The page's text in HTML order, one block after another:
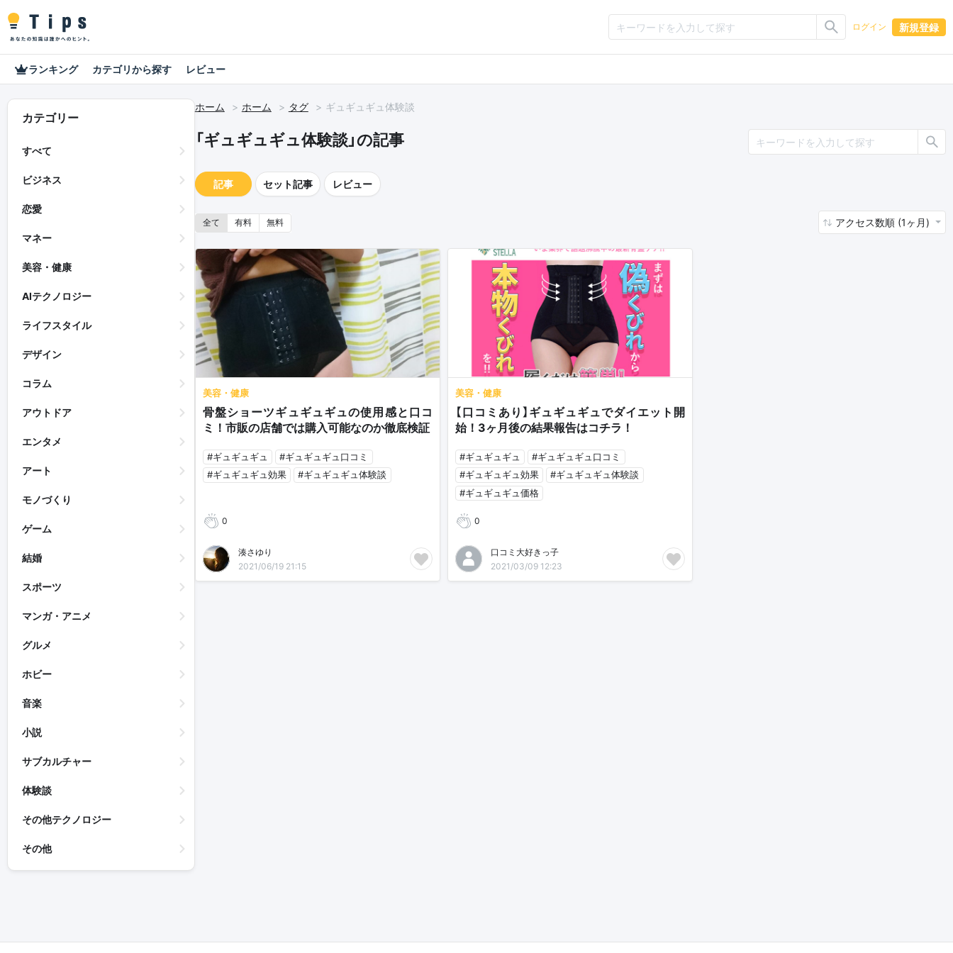
ログイン 新規登録
ランキング カテゴリから探す レビュー
カテゴリー
すべて
ビジネス
恋愛
マネー
美容・健康
AIテクノロジー
ライフスタイル
デザイン
コラム
アウトドア
エンタメ
アート
モノづくり
ゲーム
結婚
スポーツ
マンガ・アニメ
グルメ
ホビー
音楽
小説
サブカルチャー
体験談
その他テクノロジー
その他
ホーム ホーム タグ ギュギュギュ体験談
「ギュギュギュ体験談」の記事
記事 セット記事 レビュー
全て 有料 無料 アクセス数順 (1ヶ月)
美容・健康
骨盤ショーツギュギュギュの使用感と口コ
ミ！市販の店舗では購入可能なのか徹底検証
#ギュギュギュ
#ギュギュギュ口コミ
#ギュギュギュ効果
#ギュギュギュ体験談
0
湊さゆり
2021/06/19 21:15
美容・健康
【口コミあり】ギュギュギュでダイエット開
始！3ヶ月後の結果報告はコチラ！
#ギュギュギュ
#ギュギュギュ口コミ
#ギュギュギュ効果
#ギュギュギュ体験談
#ギュギュギュ価格
0
口コミ大好きっ子
2021/03/09 12:23